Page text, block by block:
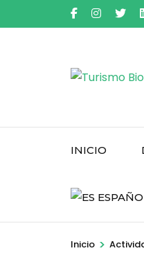
al
Intro)
INICIO
Inicio >